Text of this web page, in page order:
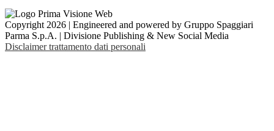
Copyright 2026 | Engineered and powered by Gruppo Spaggiari
Parma S.p.A. | Divisione Publishing & New Social Media
Disclaimer trattamento dati personali